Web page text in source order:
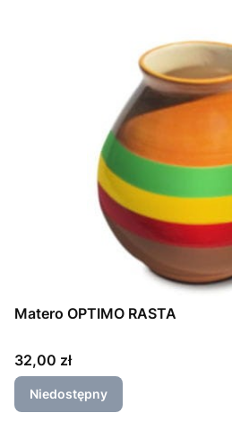
Matero OPTIMO RASTA
Cena
32,00 zł
Niedostępny